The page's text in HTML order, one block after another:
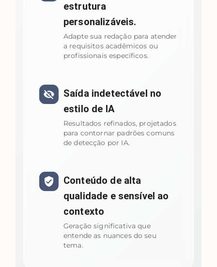
estrutura
personalizáveis.
Adapte sua redação para atender
a requisitos acadêmicos ou
profissionais específicos.
Saída indetectável no
estilo de IA
Resultados refinados, projetados
para contornar padrões comuns
de detecção por IA.
Conteúdo de alta
qualidade e sensível ao
contexto
Geração significativa que
entende as nuances do seu
tema.